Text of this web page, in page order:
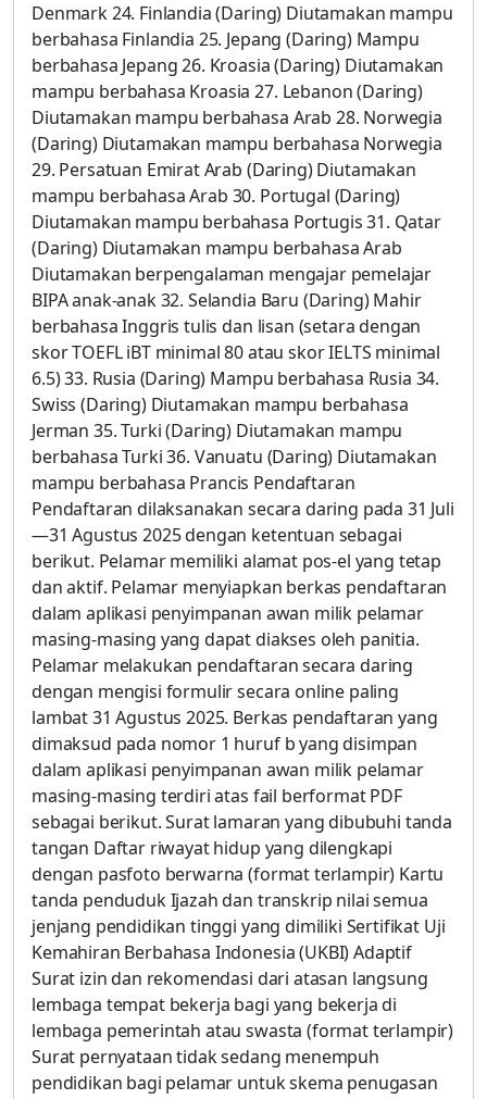
Denmark 24. Finlandia (Daring) Diutamakan mampu
berbahasa Finlandia 25. Jepang (Daring) Mampu
berbahasa Jepang 26. Kroasia (Daring) Diutamakan
mampu berbahasa Kroasia 27. Lebanon (Daring)
Diutamakan mampu berbahasa Arab 28. Norwegia
(Daring) Diutamakan mampu berbahasa Norwegia
29. Persatuan Emirat Arab (Daring) Diutamakan
mampu berbahasa Arab 30. Portugal (Daring)
Diutamakan mampu berbahasa Portugis 31. Qatar
(Daring) Diutamakan mampu berbahasa Arab
Diutamakan berpengalaman mengajar pemelajar
BIPA anak-anak 32. Selandia Baru (Daring) Mahir
berbahasa Inggris tulis dan lisan (setara dengan
skor TOEFL iBT minimal 80 atau skor IELTS minimal
6.5) 33. Rusia (Daring) Mampu berbahasa Rusia 34.
Swiss (Daring) Diutamakan mampu berbahasa
Jerman 35. Turki (Daring) Diutamakan mampu
berbahasa Turki 36. Vanuatu (Daring) Diutamakan
mampu berbahasa Prancis Pendaftaran
Pendaftaran dilaksanakan secara daring pada 31 Juli
—31 Agustus 2025 dengan ketentuan sebagai
berikut. Pelamar memiliki alamat pos-el yang tetap
dan aktif. Pelamar menyiapkan berkas pendaftaran
dalam aplikasi penyimpanan awan milik pelamar
masing-masing yang dapat diakses oleh panitia.
Pelamar melakukan pendaftaran secara daring
dengan mengisi formulir secara online paling
lambat 31 Agustus 2025. Berkas pendaftaran yang
dimaksud pada nomor 1 huruf b yang disimpan
dalam aplikasi penyimpanan awan milik pelamar
masing-masing terdiri atas fail berformat PDF
sebagai berikut. Surat lamaran yang dibubuhi tanda
tangan Daftar riwayat hidup yang dilengkapi
dengan pasfoto berwarna (format terlampir) Kartu
tanda penduduk Ijazah dan transkrip nilai semua
jenjang pendidikan tinggi yang dimiliki Sertifikat Uji
Kemahiran Berbahasa Indonesia (UKBI) Adaptif
Surat izin dan rekomendasi dari atasan langsung
lembaga tempat bekerja bagi yang bekerja di
lembaga pemerintah atau swasta (format terlampir)
Surat pernyataan tidak sedang menempuh
pendidikan bagi pelamar untuk skema penugasan